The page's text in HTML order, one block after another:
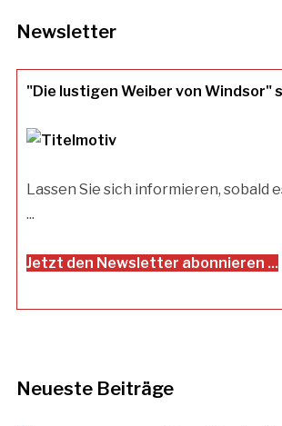
Newsletter
"Die lustigen Weiber von Windsor"
Lassen Sie sich informieren, sobald
...
Jetzt den Newsletter abonnieren ...
Neueste Beiträge